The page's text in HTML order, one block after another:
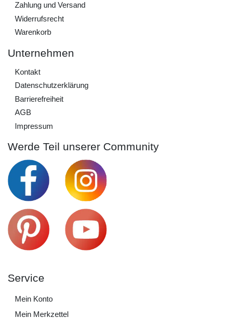
Zahlung und Versand
Widerrufs­recht
Warenkorb
Unternehmen
Kontakt
Daten­schutz­erklärung
Barrierefreiheit
AGB
Impressum
Werde Teil unserer Community
Service
Mein Konto
Mein Merkzettel